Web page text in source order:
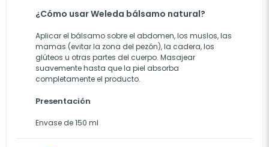
¿Cómo usar Weleda bálsamo natural?
Aplicar el bálsamo sobre el abdomen, los muslos, las
mamas (evitar la zona del pezón), la cadera, los
glúteos u otras partes del cuerpo. Masajear
suavemente hasta que la piel absorba
completamente el producto.
Presentación
Envase de 150 ml